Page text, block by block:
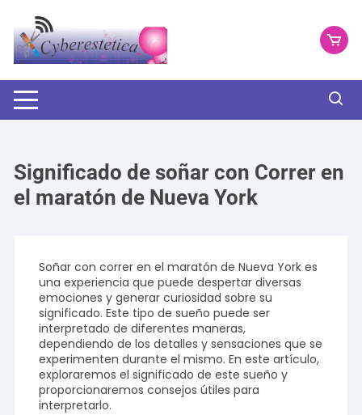
contenido
Significado de soñar con Correr en
el maratón de Nueva York
Soñar con correr en el maratón de Nueva York es
una experiencia que puede despertar diversas
emociones y generar curiosidad sobre su
significado. Este tipo de sueño puede ser
interpretado de diferentes maneras,
dependiendo de los detalles y sensaciones que se
experimenten durante el mismo. En este artículo,
exploraremos el significado de este sueño y
proporcionaremos consejos útiles para
interpretarlo.